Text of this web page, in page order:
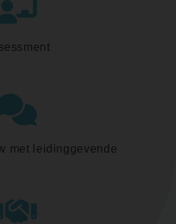
met leidinggevende